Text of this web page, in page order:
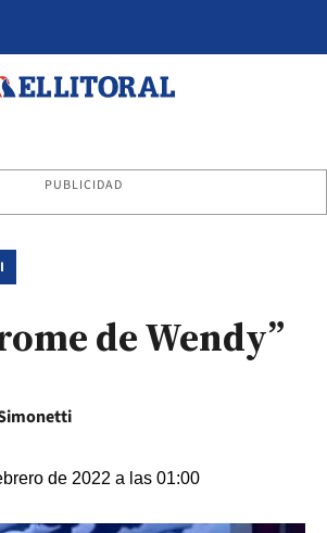
PUBLICIDAD
de Wendy”
de 2022 a las 01:00